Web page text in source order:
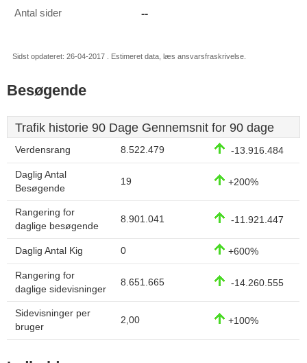
Antal sider --
Sidst opdateret: 26-04-2017 . Estimeret data, læs ansvarsfraskrivelse.
Besøgende
Trafik historie 90 Dage Gennemsnit for 90 dage
Verdensrang 8.522.479 -13.916.484
Daglig Antal
Besøgende
19 +200%
Rangering for
daglige besøgende
8.901.041 -11.921.447
Daglig Antal Kig 0 +600%
Rangering for
daglige sidevisninger
8.651.665 -14.260.555
Sidevisninger per
bruger
2,00 +100%